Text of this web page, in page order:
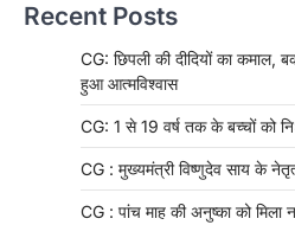
Recent Posts
CG: छिपली की दीदियों का
हुआ आत्मविश्वास
CG: 1 से 19 वर्ष तक के बच्चों को
CG : मुख्यमंत्री विष्णुदेव साय के
CG : पांच माह की अनुष्का को मिला